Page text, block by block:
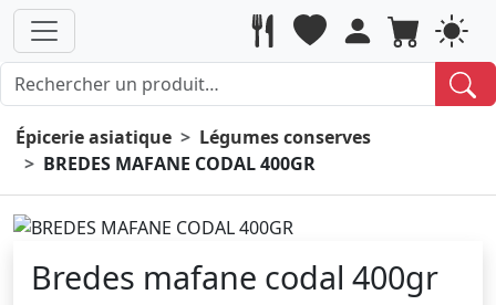
Épicerie asiatique
Légumes conserves
BREDES MAFANE CODAL 400GR
Bredes mafane codal 400gr